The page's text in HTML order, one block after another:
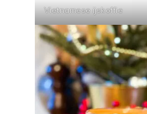
Vietnamese ijskoffie